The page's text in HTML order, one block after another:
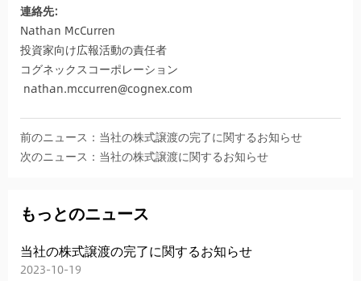
連絡先:
Nathan McCurren
投資家向け広報活動の責任者
コグネックスコーポレーション
nathan.mccurren@cognex.com
前のニュース：当社の株式譲渡の完了に関するお知らせ
次のニュース：当社の株式譲渡に関するお知らせ
もっとのニュース
当社の株式譲渡の完了に関するお知らせ
2023-10-19